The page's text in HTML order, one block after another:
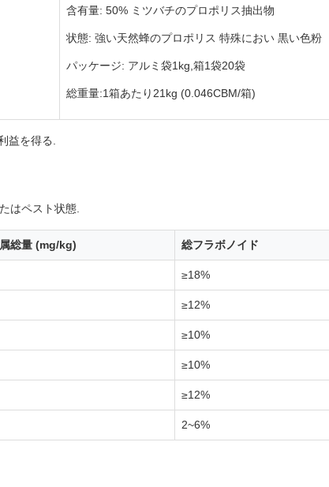
含有量: 50% ミツバチのプロポリス抽出物
状態: 強い天然蜂のプロポリス 特殊におい 黒い色粉
パッケージ: アルミ袋1kg,箱1袋20袋
総重量:1箱あたり21kg (0.046CBM/箱)
益を得る.
はペスト状態.
総量 (mg/kg) 総フラボノイド
≥18%
≥12%
≥10%
≥10%
≥12%
2~6%